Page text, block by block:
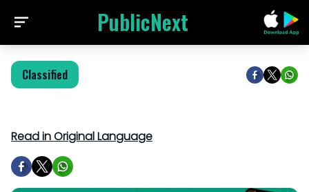
PublicNext
Classified
Read in Original Language